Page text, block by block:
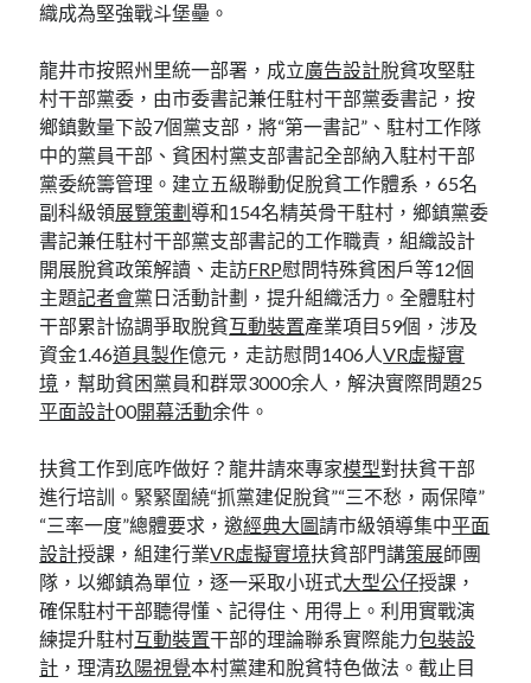
織成為堅強戰斗堡壘。
龍井市按照州里統一部署，成立廣告設計脫貧攻堅駐
村干部黨委，由市委書記兼任駐村干部黨委書記，按
鄉鎮數量下設7個黨支部，將“第一書記”、駐村工作隊
中的黨員干部、貧困村黨支部書記全部納入駐村干部
黨委統籌管理。建立五級聯動促脫貧工作體系，65名
副科級領展覽策劃導和154名精英骨干駐村，鄉鎮黨委
書記兼任駐村干部黨支部書記的工作職責，組織設計
開展脫貧政策解讀、走訪FRP慰問特殊貧困戶等12個
主題記者會黨日活動計劃，提升組織活力。全體駐村
干部累計協調爭取脫貧互動裝置產業項目59個，涉及
資金1.46道具製作億元，走訪慰問1406人VR虛擬實
境 ，幫助貧困黨員和群眾3000余人，解決實際問題25
平面設計00開幕活動余件。
扶貧工作到底咋做好？龍井請來專家模型對扶貧干部
進行培訓。緊緊圍繞“抓黨建促脫貧”“三不愁，兩保障”
“三率一度”總體要求，邀經典大圖請市級領導集中平面
設計授課，組建行業VR虛擬實境扶貧部門講策展師團
隊，以鄉鎮為單位，逐一采取小班式大型公仔授課，
確保駐村干部聽得懂、記得住、用得上。利用實戰演
練提升駐村互動裝置干部的理論聯系實際能力包裝設
計 ，理清玖陽視覺本村黨建和脫貧特色做法。截止目